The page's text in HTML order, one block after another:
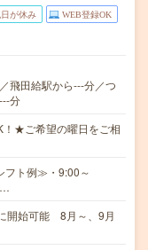
が休み WEB登録OK
飛田給駅から---分／つ
分
★ご希望の曜日をご相
フト例≫・9:00～
開始可能 8月～、9月